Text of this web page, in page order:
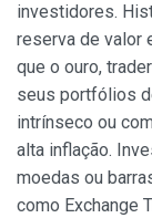
investidores.
reserva de valor
que o ouro,
seus portfólios
intrínseco ou
alta inflação.
moedas ou
como Exchange